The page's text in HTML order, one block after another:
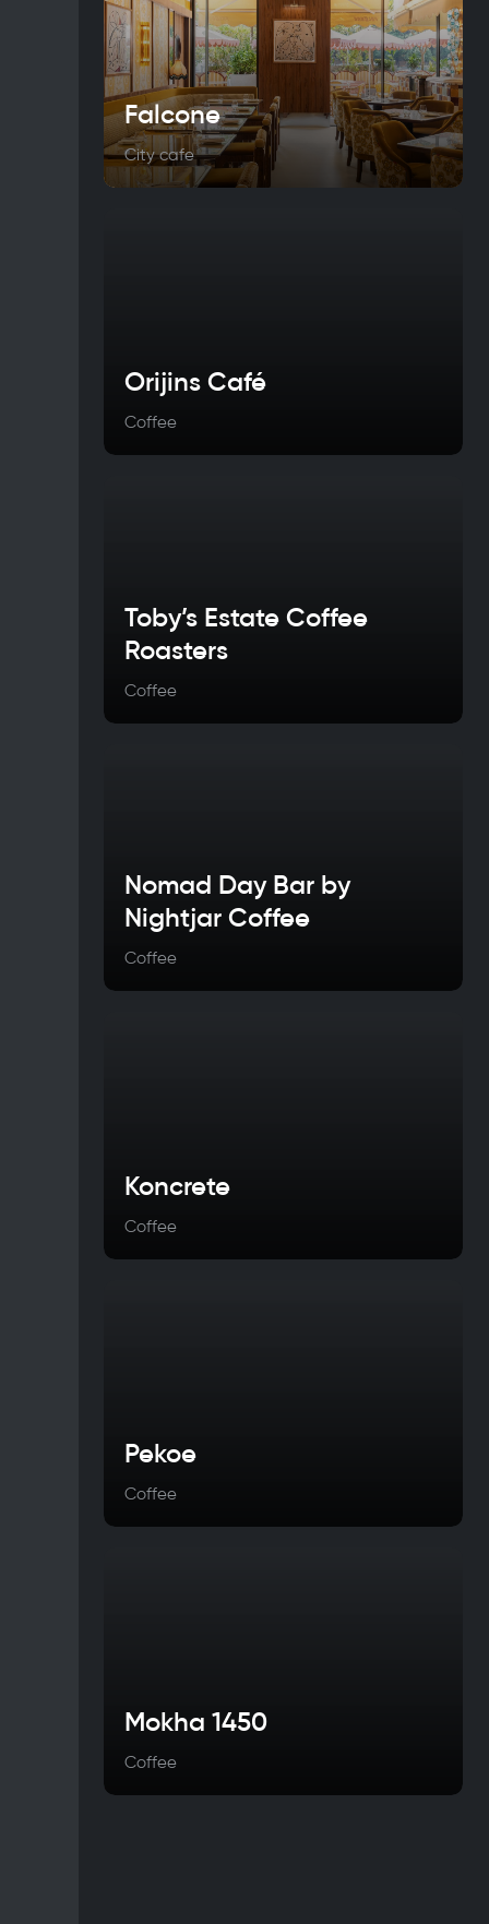
Falcone
City cafe
Orijins Café
Coffee
Toby’s Estate Coffee
Roasters
Coffee
Nomad Day Bar by
Nightjar Coffee
Coffee
Koncrete
Coffee
Pekoe
Coffee
Mokha 1450
Coffee